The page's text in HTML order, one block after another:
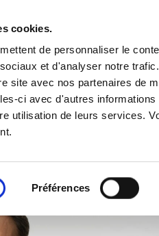
cookies.
de personnaliser le
et d'analyser notre
site avec nos partenaires de
ci avec d'autres
utilisation de leurs services.
Préférences
A